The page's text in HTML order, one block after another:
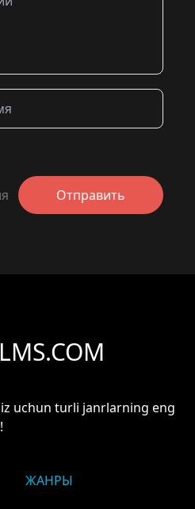
Отправить
uchun turli janrlarning eng
ЖАНРЫ